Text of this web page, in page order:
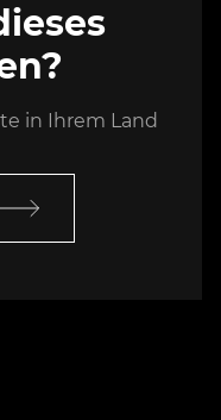
in Ihrem Land